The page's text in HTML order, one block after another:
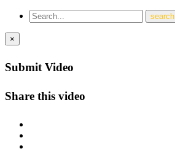
×
Submit Video
Share this video